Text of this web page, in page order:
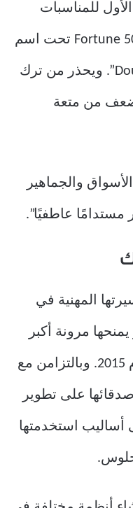
للمناسبات
الخاصة بالشركات لشركات Fortune 500 تحت اسم
“Douglas Frazier the Brand Magi”. ويحذر من ترك
من متعة
والجماهير
مستدامًا عاطفيًا”.
المهنية في
مرونة أكبر
بعد إنجاب طفلها الأول في عام 2015. وبالتزامن مع
على تطوير
أساليب استخدمتها